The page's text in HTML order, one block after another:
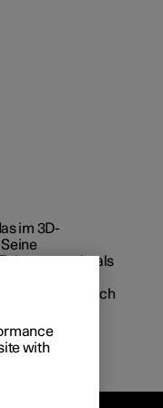
der Kauf
im 3D-
mehr als
haben es einfach
tollen Optik.
with